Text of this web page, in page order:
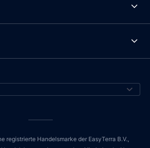
registrierte Handelsmarke der EasyTerra B.V.,